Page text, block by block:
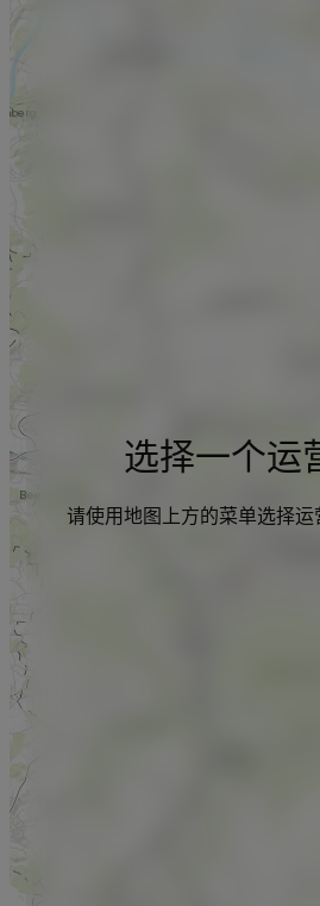
选择一个运
请使用地图上方的菜单选择运